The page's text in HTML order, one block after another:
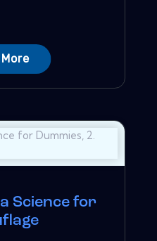
Science for